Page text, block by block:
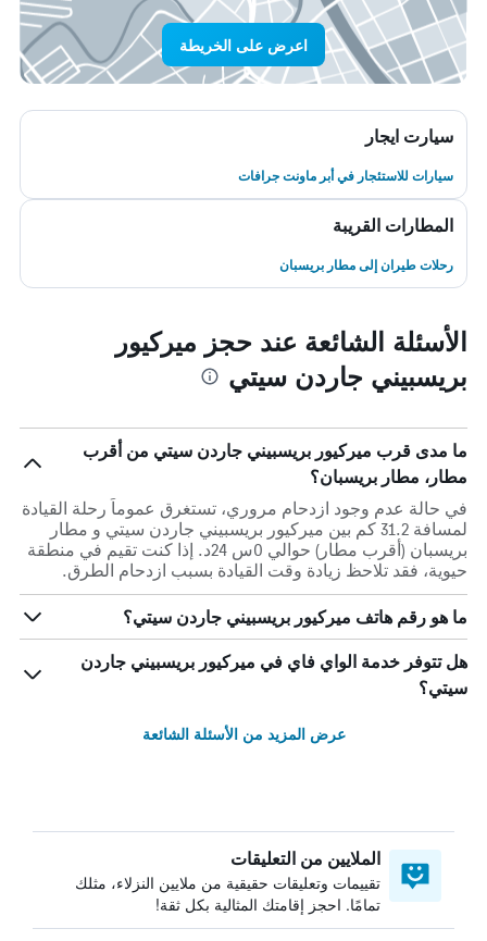
اعرض على الخريطة
سيارت ايجار
سيارات للاستئجار في أبر ماونت جرافات
المطارات القريبة
رحلات طيران إلى مطار بريسبان
الأسئلة الشائعة عند حجز ميركيور
بريسبيني جاردن سيتي
ما مدى قرب ميركيور بريسبيني جاردن سيتي من أقرب
مطار، مطار بريسبان؟
في حالة عدم وجود ازدحام مروري، تستغرق عموماً رحلة القيادة
لمسافة 31.2 كم بين ميركيور بريسبيني جاردن سيتي و مطار
بريسبان (أقرب مطار) حوالي 0س 24د. إذا كنت تقيم في منطقة
حيوية، فقد تلاحظ زيادة وقت القيادة بسبب ازدحام الطرق.
ما هو رقم هاتف ميركيور بريسبيني جاردن سيتي؟
هل تتوفر خدمة الواي فاي في ميركيور بريسبيني جاردن
سيتي؟
عرض المزيد من الأسئلة الشائعة
الملايين من التعليقات
تقييمات وتعليقات حقيقية من ملايين النزلاء، مثلك
تمامًا. احجز إقامتك المثالية بكل ثقة!